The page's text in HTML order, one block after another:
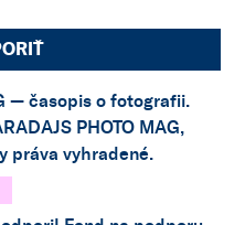
— časopis o fotografii.
PHOTO MAG,
práva vyhradené.